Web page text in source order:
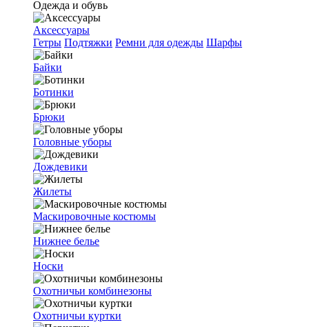
Одежда и обувь
Аксессуары
Гетры Подтяжки Ремни для одежды Шарфы
Байки
Ботинки
Брюки
Головные уборы
Дождевики
Жилеты
Маскировочные костюмы
Нижнее белье
Носки
Охотничьи комбинезоны
Охотничьи куртки